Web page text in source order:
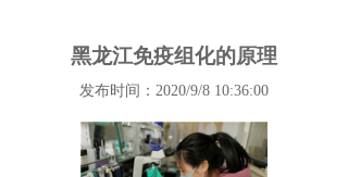
黑龙江免疫组化的原理
发布时间：2020/9/8 10:36:00